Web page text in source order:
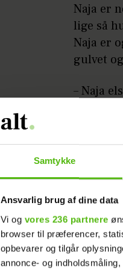
Samtykke
Ansvarlig brug af dine data
Vi og vores 236 partnere
browser til præferencer,
opbevarer og tilgår
annonce- og
Naja er
lige så
Naja er
gulvet
– Naja
– Og
opfyldt
kasser fra